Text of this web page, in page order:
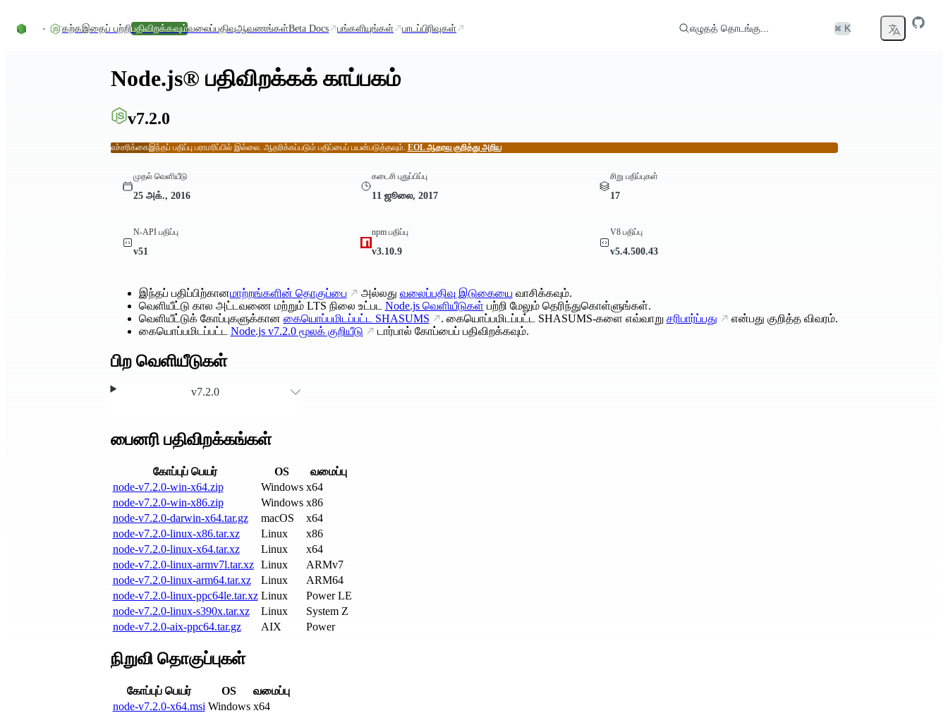
கற்கஇதைப் பற்றிபதிவிறக்கவும்வலைப்பதிவுஆவணங்கள்Beta Docs பங்களியுங்கள் பாடப்பிரிவுகள் எழுதத் தொடங்கு... ⌘ K
Node.js® பதிவிறக்கக் காப்பகம்
v7.2.0
எச்சரிக்கைஇந்தப் பதிப்பு பராமரிப்பில் இல்லை. ஆதரிக்கப்படும் பதிப்பைப் பயன்படுத்தவும். EOL ஆதரவு குறித்து அறிய
முதல் வெளியீடு
25 அக்., 2016
கடைசி புதுப்பிப்பு
11 ஜூலை, 2017
சிறு பதிப்புகள்
17
N-API பதிப்பு
v51
npm பதிப்பு
v3.10.9
V8 பதிப்பு
v5.4.500.43
இந்தப் பதிப்பிற்கானமாற்றங்களின் தொகுப்பை அல்லது வலைப்பதிவு இடுகையை வாசிக்கவும்.
வெளியீட்டு கால அட்டவணை மற்றும் LTS நிலை உட்பட Node.js வெளியீடுகள் பற்றி மேலும் தெரிந்துகொள்ளுங்கள்.
வெளியீட்டுக் கோப்புகளுக்கான கையொப்பமிடப்பட்ட SHASUMS . கையொப்பமிடப்பட்ட SHASUMS-களை எவ்வாறு சரிபார்ப்பது
என்பது குறித்த விவரம்.
கையொப்பமிடப்பட்ட Node.js v7.2.0மூலக் குறியீடு டார்பால் கோப்பைப் பதிவிறக்கவும்.
பிற வெளியீடுகள்
v7.2.0
பைனரி பதிவிறக்கங்கள்
கோப்புப் பெயர் OS
வமைப்பு
node-v7.2.0-win-x64.zip
Windows x64
node-v7.2.0-win-x86.zip
Windows x86
node-v7.2.0-darwin-x64.tar.gz
macOS
x64
node-v7.2.0-linux-x86.tar.xz
Linux
x86
node-v7.2.0-linux-x64.tar.xz
Linux
x64
node-v7.2.0-linux-armv7l.tar.xz
Linux
ARMv7
node-v7.2.0-linux-arm64.tar.xz
Linux
ARM64
node-v7.2.0-linux-ppc64le.tar.xz Linux
Power LE
node-v7.2.0-linux-s390x.tar.xz
Linux
System Z
node-v7.2.0-aix-ppc64.tar.gz
AIX Power
நிறுவி தொகுப்புகள்
கோப்புப் பெயர் OS
வமைப்பு
node-v7.2.0-x64.msi Windows x64